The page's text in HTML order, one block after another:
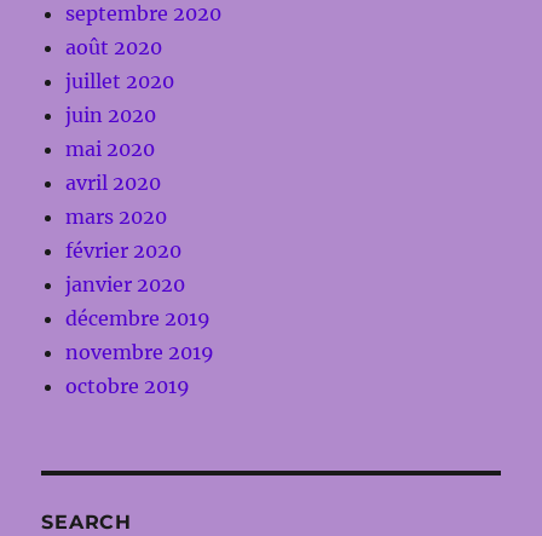
septembre 2020
août 2020
juillet 2020
juin 2020
mai 2020
avril 2020
mars 2020
février 2020
janvier 2020
décembre 2019
novembre 2019
octobre 2019
SEARCH